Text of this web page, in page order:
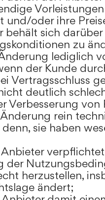
und/oder ihre
sich darüber
zu
lediglich
der Kunde
Vertragsschluss
deutlich
Verbesserung
rein
sie haben
verpflichtet
der
herzustellen,
ändert;